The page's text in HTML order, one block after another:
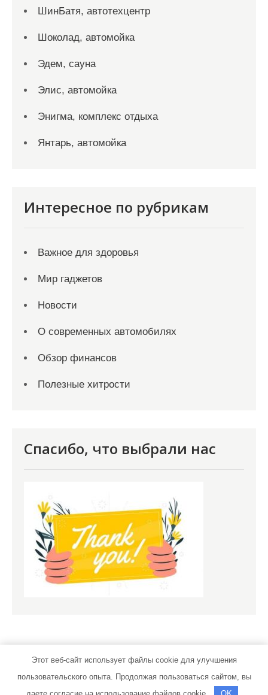
ШинБатя, автотехцентр
Шоколад, автомойка
Эдем, сауна
Элис, автомойка
Энигма, комплекс отдыха
Янтарь, автомойка
Интересное по рубрикам
Важное для здоровья
Мир гаджетов
Новости
О современных автомобилях
Обзор финансов
Полезные хитрости
Спасибо, что выбрали нас
moscow-ac.ru | Тема от Grace Themes
Этот веб-сайт использует файлы cookie для улучшения
пользовательского опыта. Продолжая пользоваться сайтом, вы